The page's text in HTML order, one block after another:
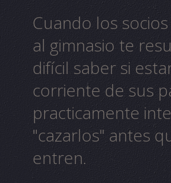
Cuando los
al gimnasiote
difícil saber si
corriente de sus
practicamente
"cazarlos" antes
entren.